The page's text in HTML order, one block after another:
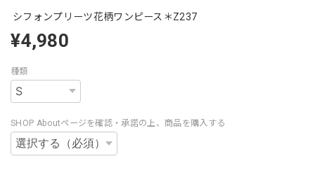
シフォンプリーツ花柄ワンピース＊Z237
¥4,980
種類
SHOP Aboutページを確認・承諾の上、商品を購入する